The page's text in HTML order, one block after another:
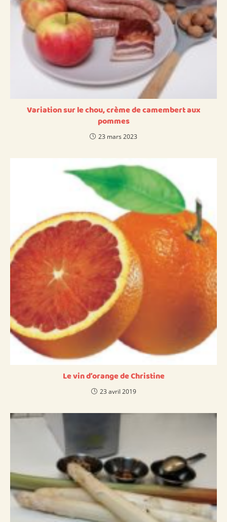
Variation sur le chou, crème de camembert aux
pommes
23 mars 2023
Le vin d’orange de Christine
23 avril 2019